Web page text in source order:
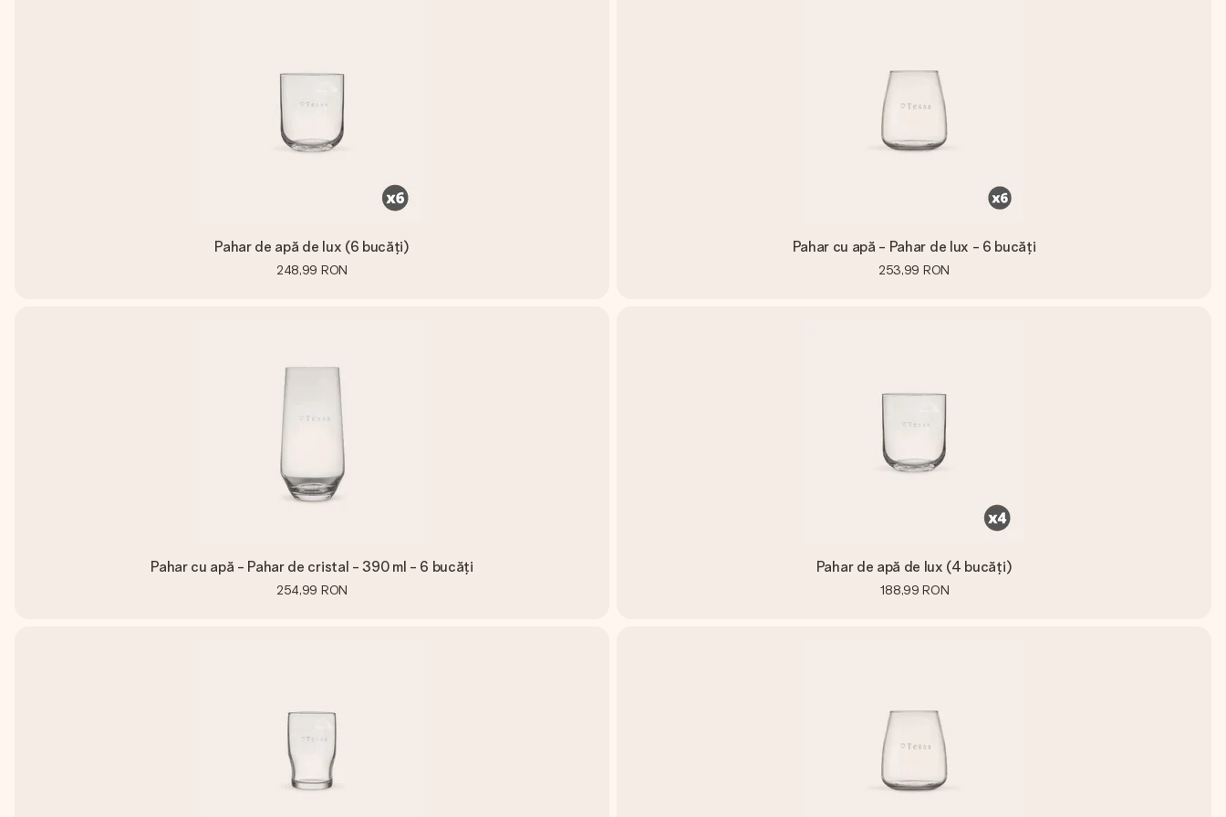
Pahar de apă de lux (6 bucăți)
248,99 RON
Pahar cu apă - Pahar de lux - 6 bucăți
253,99 RON
Pahar cu apă - Pahar de cristal - 390 ml - 6 bucăți
254,99 RON
Pahar de apă de lux (4 bucăți)
188,99 RON